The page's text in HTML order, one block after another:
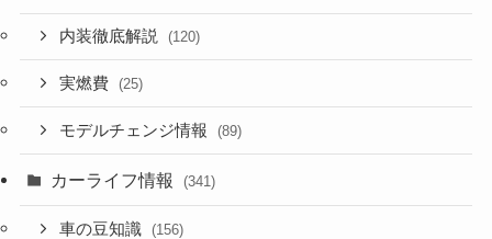
内装徹底解説 (120)
実燃費 (25)
モデルチェンジ情報 (89)
カーライフ情報 (341)
車の豆知識 (156)